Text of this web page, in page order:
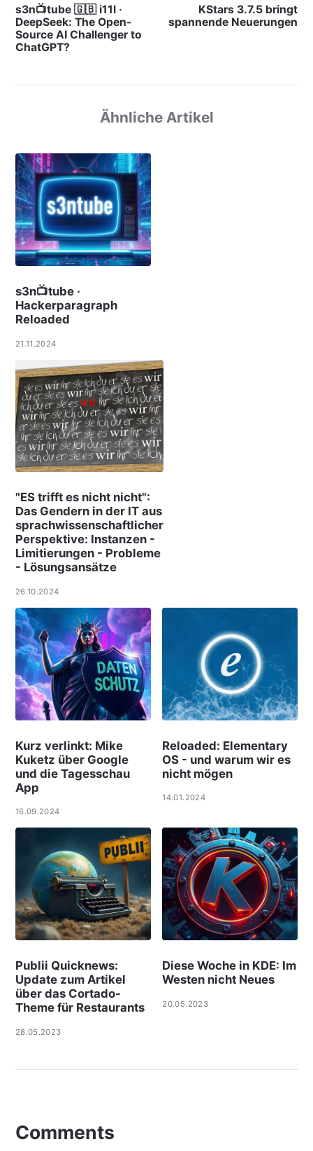
s3n📺tube 🇬🇧 i11l ·
DeepSeek: The Open-
Source AI Challenger to
ChatGPT?
KStars 3.7.5 bringt
spannende Neuerungen
Ähnliche Artikel
s3n📺tube ·
Hackerparagraph
Reloaded
21.11.2024
"ES trifft es nicht nicht":
Das Gendern in der IT aus
sprachwissenschaftlicher
Perspektive: Instanzen -
Limitierungen - Probleme
- Lösungsansätze
26.10.2024
Kurz verlinkt: Mike
Kuketz über Google
und die Tagesschau
App
16.09.2024
Reloaded: Elementary
OS - und warum wir es
nicht mögen
14.01.2024
Publii Quicknews:
Update zum Artikel
über das Cortado-
Theme für Restaurants
28.05.2023
Diese Woche in KDE: Im
Westen nicht Neues
20.05.2023
Comments